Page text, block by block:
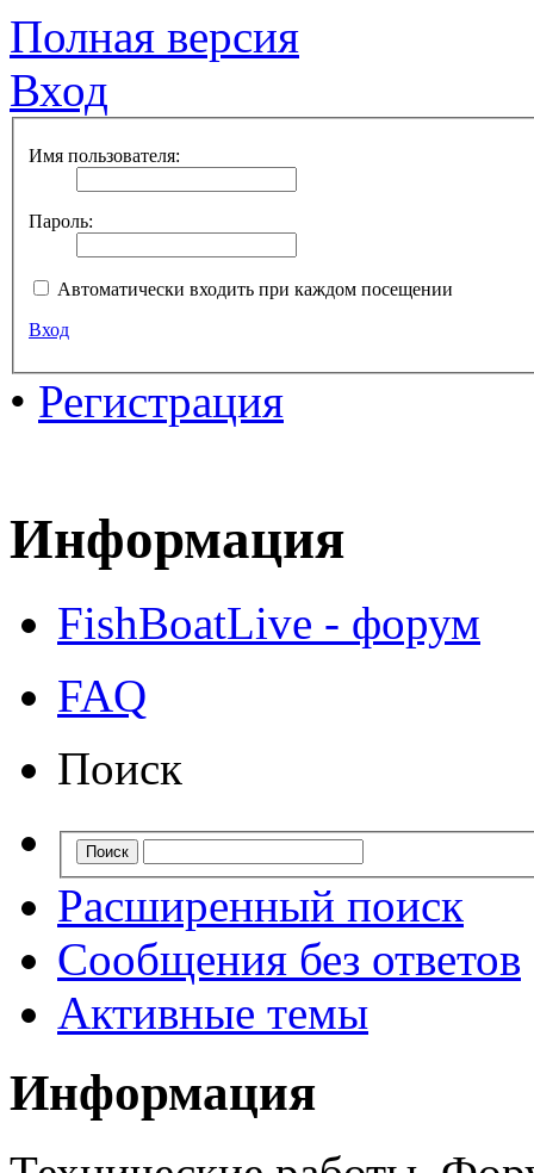
Полная версия
Вход
Имя пользователя:
Пароль:
Автоматически входить при каждом посещении
Вход
• Регистрация
Информация
FishBoatLive - форум
FAQ
Поиск
Расширенный поиск
Сообщения без ответов
Активные темы
Информация